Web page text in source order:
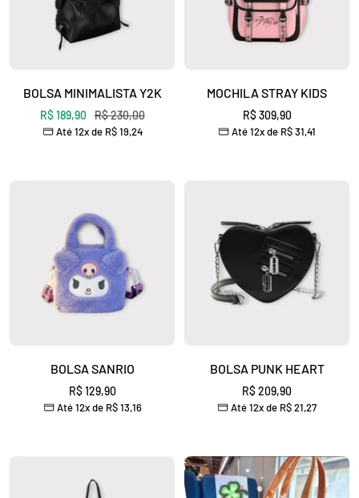
BOLSA MINIMALISTA Y2K
Preço
promocional
R$ 189,90 Preço
normal
R$ 230,00
Até 12x de R$ 19,24
MOCHILA STRAY KIDS
Preço
promocional
R$ 309,90
Até 12x de R$ 31,41
BOLSA SANRIO
Preço
promocional
R$ 129,90
Até 12x de R$ 13,16
BOLSA PUNK HEART
Preço
promocional
R$ 209,90
Até 12x de R$ 21,27